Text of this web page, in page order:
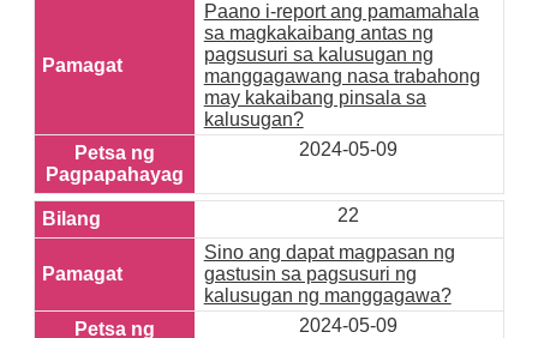
Paano i-report ang pamamahala
sa magkakaibang antas ng
pagsusuri sa kalusugan ng
manggagawang nasa trabahong
may kakaibang pinsala sa
kalusugan?
2024-05-09
22
Sino ang dapat magpasan ng
gastusin sa pagsusuri ng
kalusugan ng manggagawa?
2024-05-09